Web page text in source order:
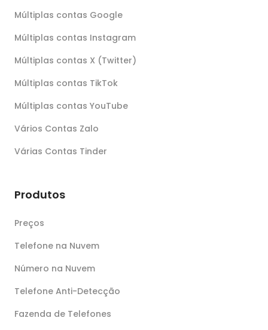
Múltiplas contas Google
Múltiplas contas Instagram
Múltiplas contas X (Twitter)
Múltiplas contas TikTok
Múltiplas contas YouTube
Vários Contas Zalo
Várias Contas Tinder
Produtos
Preços
Telefone na Nuvem
Número na Nuvem
Telefone Anti-Detecção
Fazenda de Telefones